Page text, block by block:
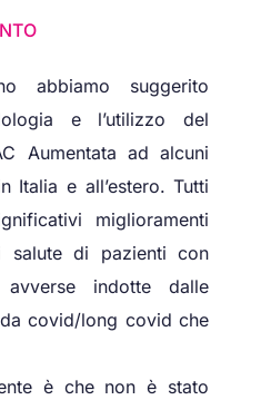
abbiamo suggerito
e l’utilizzo del
Aumentata ad alcuni
Italia e all’estero. Tutti
miglioramenti
salute di pazienti con
indotte dalle
covid/long covid che
è che non è stato